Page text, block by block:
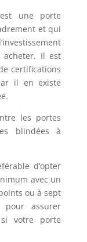
une porte
et qui
Il est
certifications
il en existe
les portes
blindées à
d’opter
avec un
ou à sept
pour assurer
votre porte